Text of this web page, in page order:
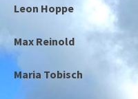
Leon Hoppe
Max Reinold
Maria Tobisch